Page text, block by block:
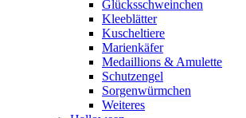
Glücksschweinchen
Kleeblätter
Kuscheltiere
Marienkäfer
Medaillions & Amulette
Schutzengel
Sorgenwürmchen
Weiteres